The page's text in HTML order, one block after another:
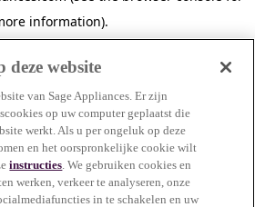
information).
deze website
van Sage Appliances. Er zijn
op uw computer geplaatst die
werkt. Als u per ongeluk op deze
en het oorspronkelijke cookie wilt
instructies. We gebruiken cookies en
werken, verkeer te analyseren, onze
in te schakelen en uw